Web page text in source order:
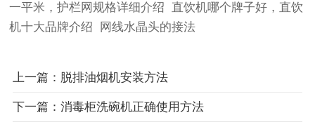
一平米，护栏网规格详细介绍
直饮机哪个牌子好，直饮
机十大品牌介绍
网线水晶头的接法
上一篇：脱排油烟机安装方法
下一篇：消毒柜洗碗机正确使用方法